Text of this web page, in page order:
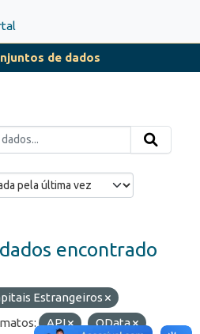
de dados
encontrado
Estrangeiros
API
OData